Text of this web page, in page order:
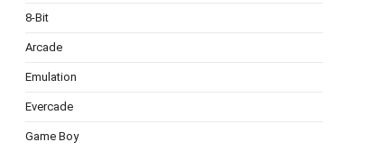
8-Bit
Arcade
Emulation
Evercade
Game Boy